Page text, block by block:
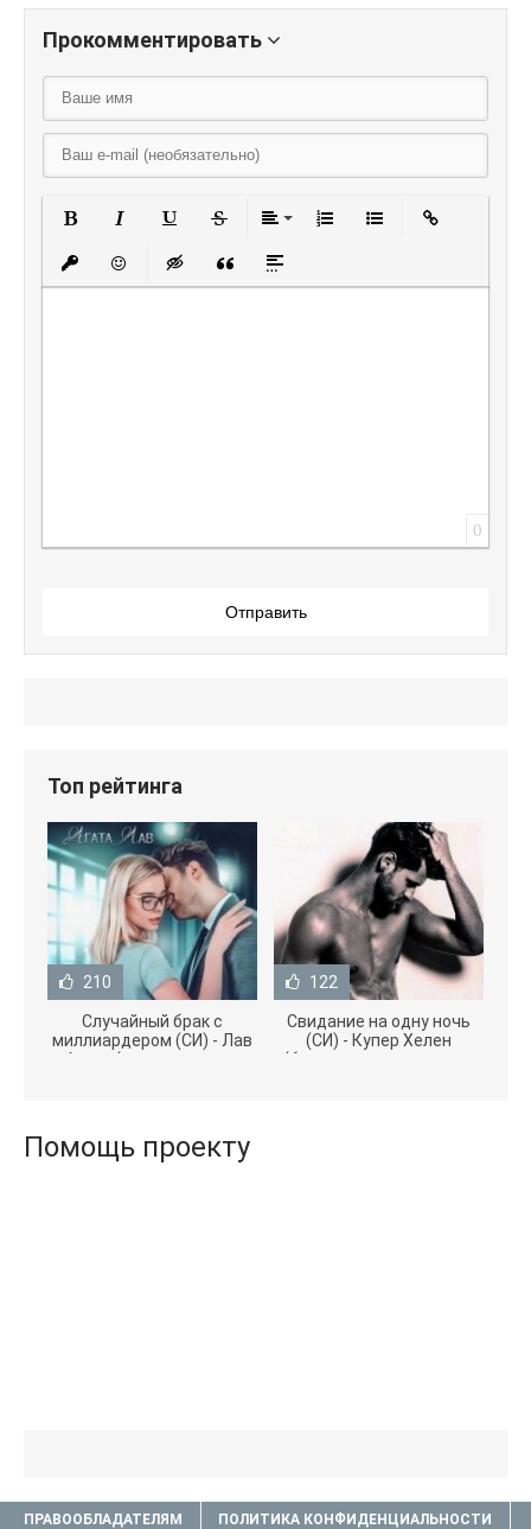
Прокомментировать
Вставить защищенную ссылку
Вставить смайлик
Вставка скрытого текста
Вставка цитаты
Вставка спойлера
0
Отправить
Топ рейтинга
210
Случайный брак с
миллиардером (СИ) - Лав
Агата (полная версия
122
Свидание на одну ночь
(СИ) - Купер Хелен
(бесплатные серии книг
Помощь проекту
ПРАВООБЛАДАТЕЛЯМ ПОЛИТИКА КОНФИДЕНЦИАЛЬНОСТИ